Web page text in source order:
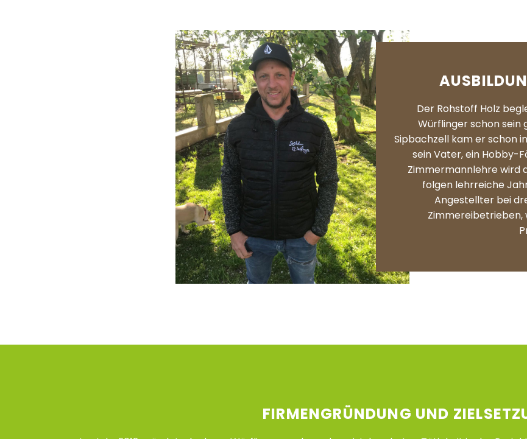
Der Rohstoff Holz
Würflinger schon sein
Sipbachzell kam er schon
sein Vater, ein Hobby-
Zimmermannlehre wird
folgen lehrreiche
Angestellter bei
Zimmereibetrieben,
FIRMENGRÜNDUNG UND